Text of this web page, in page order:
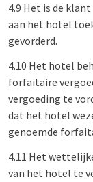
4.9 Het is de
aan het hotel
gevorderd.
4.10 Het hotel
forfaitaire
vergoeding te
dat het hotel
genoemde
4.11 Het
van het hotel te